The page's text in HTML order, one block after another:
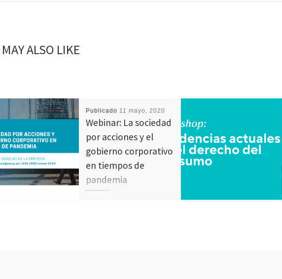
ALSO LIKE
Publicado 11 mayo, 2020
Webinar: La sociedad
por acciones y el
gobierno corporativo
en tiempos de
pandemia